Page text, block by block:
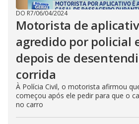
DO R7/06/04/2024
Motorista de
agredido por policial
depois de
corrida
À Polícia Civil, o motorista afirmou
começou após ele pedir para que o
no carro